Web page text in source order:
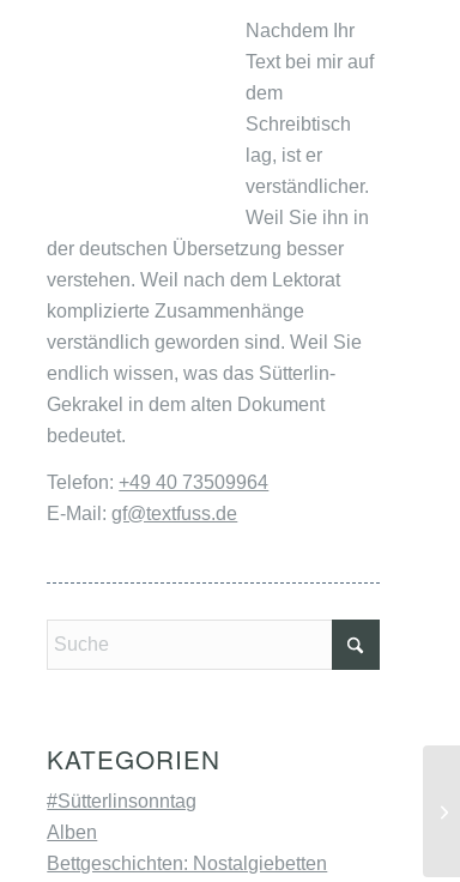
Nachdem Ihr
Text bei mir auf
dem
Schreibtisch
lag, ist er
verständlicher.
Weil Sie ihn in
der deutschen Übersetzung besser
verstehen. Weil nach dem Lektorat
komplizierte Zusammenhänge
verständlich geworden sind. Weil Sie
endlich wissen, was das Sütterlin-
Gekrakel in dem alten Dokument
bedeutet.
Telefon:+49 40 73509964
E-Mail:gf@textfuss.de
KATEGORIEN
#Sütterlinsonntag
Alben
Bettgeschichten: Nostalgiebetten